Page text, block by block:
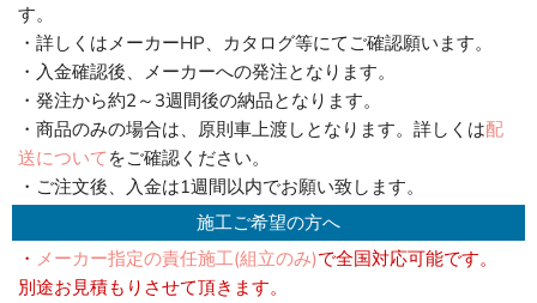
す。
・詳しくはメーカーHP、カタログ等にてご確認願います。
・入金確認後、メーカーへの発注となります。
・発注から約2～3週間後の納品となります。
・商品のみの場合は、原則車上渡しとなります。詳しくは配
送について をご確認ください。
・ご注文後、入金は1週間以内でお願い致します。
施工ご希望の方へ
・ メーカー指定の責任施工(組立のみ)で全国対応可能です。
別途お見積もりさせて頂きます。